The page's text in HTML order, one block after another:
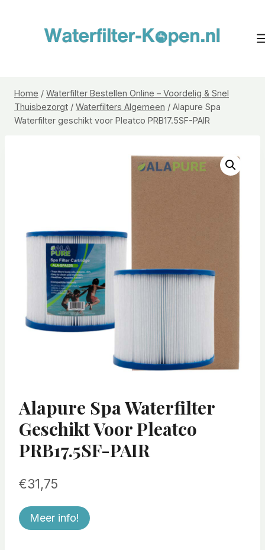
Home / Waterfilter Bestellen Online – Voordelig & Snel
Thuisbezorgt / Waterfilters Algemeen / Alapure Spa
Waterfilter geschikt voor Pleatco PRB17.5SF-PAIR
Alapure Spa Waterfilter
Geschikt Voor Pleatco
PRB17.5SF-PAIR
€31,75
Meer info!